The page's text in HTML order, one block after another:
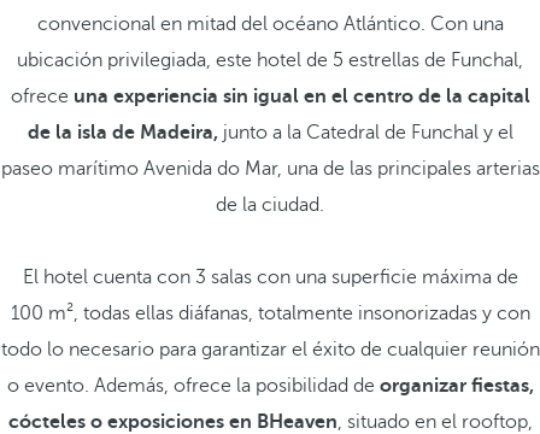
convencional en mitad del océano Atlántico. Con una
ubicación privilegiada, este hotel de 5 estrellas de Funchal,
ofrece una experiencia sin igual en el centro de la capital
de la isla de Madeira,junto a la Catedral de Funchal y el
paseo marítimo Avenida do Mar, una de las principales arterias
de la ciudad.
El hotel cuenta con 3 salas con una superficie máxima de
100 m², todas ellas diáfanas, totalmente insonorizadas y con
todo lo necesario para garantizar el éxito de cualquier reunión
o evento. Además, ofrece la posibilidad de organizar fiestas,
cócteles o exposiciones en BHeaven, situado en el rooftop,